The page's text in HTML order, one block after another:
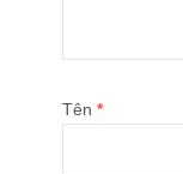
Tên *